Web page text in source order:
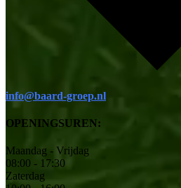
info@baard-groep.nl
OPENINGSUREN:
Maandag - Vrijdag
08:00 - 17:30
Zaterdag